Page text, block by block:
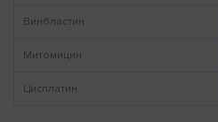
Винбластин
Митомицин
Цисплатин